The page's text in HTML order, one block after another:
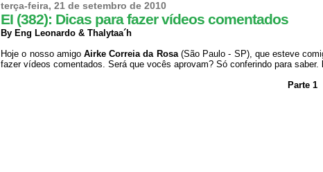
terça-feira, 21 de setembro de 2010
EI (382): Dicas para fazer vídeos comentados
By Eng Leonardo & Thalytaa´h
Hoje o nosso amigo Airke Correia da Rosa(São Paulo - SP), que esteve
fazer vídeos comentados. Será que vocês aprovam? Só conferindo para saber.
Parte 1